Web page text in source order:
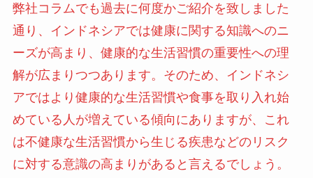
弊社コラムでも過去に何度かご紹介を致しました
通り、インドネシアでは健康に関する知識へのニ
ーズが高まり、健康的な生活習慣の重要性への理
解が広まりつつあります。そのため、インドネシ
アではより健康的な生活習慣や食事を取り入れ始
めている人が増えている傾向にありますが、これ
は不健康な生活習慣から生じる疾患などのリスク
に対する意識の高まりがあると言えるでしょう。